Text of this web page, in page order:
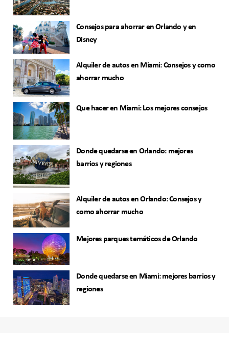
Consejos para ahorrar en Orlando y en
Disney
Alquiler de autos en Miami: Consejos y como
ahorrar mucho
Que hacer en Miami: Los mejores consejos
Donde quedarse en Orlando: mejores
barrios y regiones
Alquiler de autos en Orlando: Consejos y
como ahorrar mucho
Mejores parques temáticos de Orlando
Donde quedarse en Miami: mejores barrios y
regiones